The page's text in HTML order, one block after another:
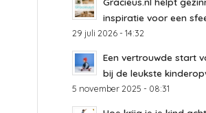
inspiratie voor een
29 juli 2026 - 14:32
Een vertrouwde start
bij de leukste
5 november 2025 - 08:31